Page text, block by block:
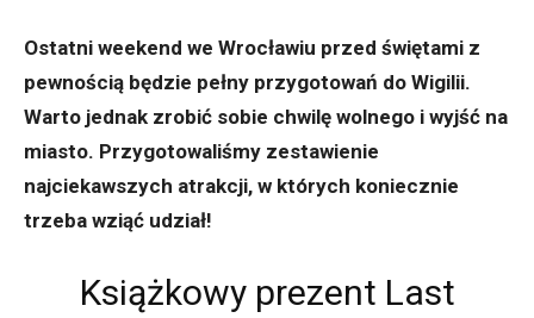
Ostatni weekend we Wrocławiu przed świętami z
pewnością będzie pełny przygotowań do Wigilii.
Warto jednak zrobić sobie chwilę wolnego i wyjść na
miasto. Przygotowaliśmy zestawienie
najciekawszych atrakcji, w których koniecznie
trzeba wziąć udział!
Książkowy prezent Last